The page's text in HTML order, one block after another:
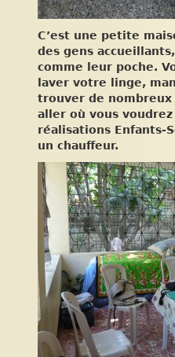
C’est une petite
des gens
comme leur poche.
laver votre linge,
trouver de nombreux
aller où vous
réalisations Enfants-
un chauffeur.